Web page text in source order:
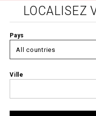
LOCALISEZ
Pays
Ville